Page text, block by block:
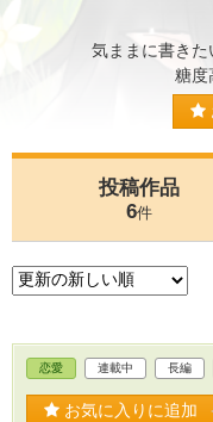
気ままに書き
糖度
投稿作品
6件
恋愛 連載中 長編
お気に入りに追加